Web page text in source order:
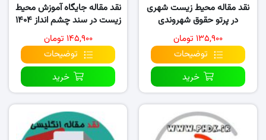
نقد مقاله محیط زیست شهری
در پرتو حقوق شهروندی
۱۳۵,۹۰۰ تومان
توضیحات
خرید
نقد مقاله جایگاه آموزش محیط
زیست در سند چشم انداز ۱۴۰۴
و قانون..
۱۴۵,۹۰۰ تومان
توضیحات
خرید